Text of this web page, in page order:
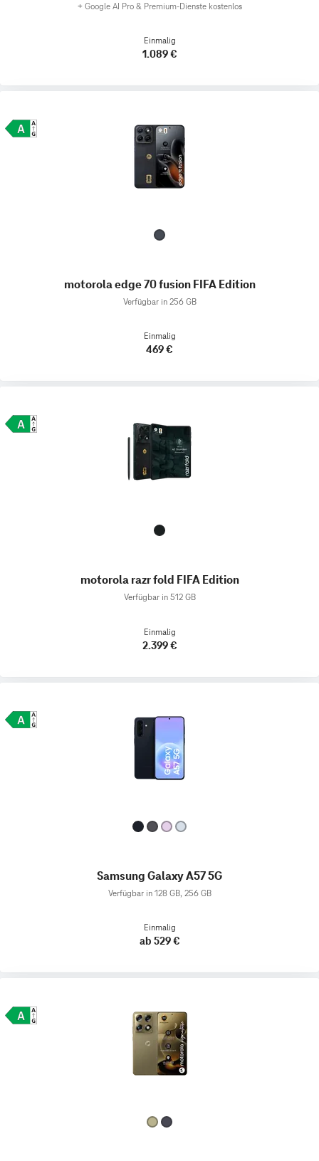
+ Google AI Pro & Premium-Dienste kostenlos
Einmalig
1.089 €
motorola edge 70 fusion FIFA Edition
Verfügbar in 256 GB
Einmalig
469 €
motorola razr fold FIFA Edition
Verfügbar in 512 GB
Einmalig
2.399 €
Samsung Galaxy A57 5G
Verfügbar in 128 GB, 256 GB
Einmalig
ab 529 €